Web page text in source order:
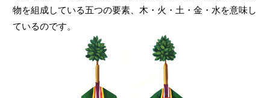
物を組成している五つの要素、木・火・土・金・水を意味し
ているのです。